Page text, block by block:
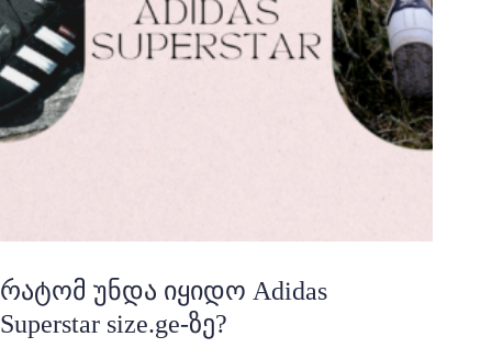
რატომ უნდა იყიდო Adidas
Superstar size.ge-ზე?